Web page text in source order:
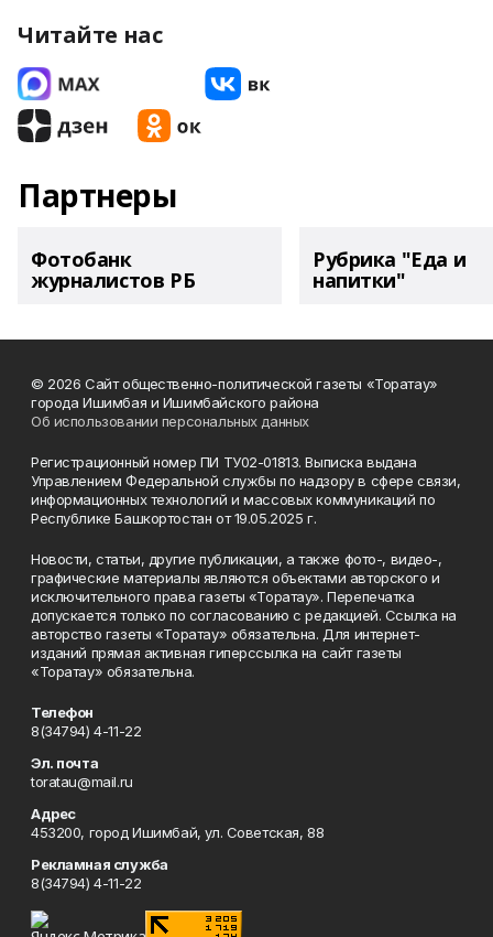
Читайте нас
Партнеры
Фотобанк
журналистов РБ
Рубрика "Еда и
напитки"
© 2026 Сайт общественно-политической газеты «Торатау»
города Ишимбая и Ишимбайского района
Об использовании персональных данных
Регистрационный номер ПИ ТУ02-01813. Выписка выдана
Управлением Федеральной службы по надзору в сфере связи,
информационных технологий и массовых коммуникаций по
Республике Башкортостан от 19.05.2025 г.
Новости, статьи, другие публикации, а также фото-, видео-,
графические материалы являются объектами авторского и
исключительного права газеты «Торатау». Перепечатка
допускается только по согласованию с редакцией. Ссылка на
авторство газеты «Торатау» обязательна. Для интернет-
изданий прямая активная гиперссылка на сайт газеты
«Торатау» обязательна.
Телефон
8(34794) 4-11-22
Эл. почта
toratau@mail.ru
Адрес
453200, город Ишимбай, ул. Советская, 88
Рекламная служба
8(34794) 4-11-22